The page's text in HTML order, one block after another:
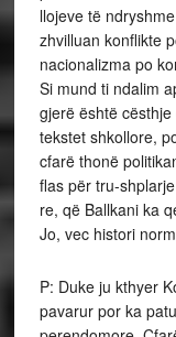
llojeve të
zhvilluan konflikte
nacionalizma po
Si mund ti ndalim
gjerë është
tekstet shkollore,
cfarë thonë
flas për tru-
re, që Ballkani ka
Jo, vec histori
P: Duke ju kthyer
pavarur por ka